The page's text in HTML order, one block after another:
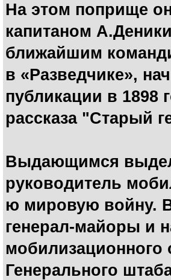
На этом поприще
капитаном
ближайшим
в «Разведчике»,
публикации в 1898
рассказа "Старый
Выдающимся
руководитель
ю мировую войну. В
генерал-майоры и
мобилизационного
Генерального